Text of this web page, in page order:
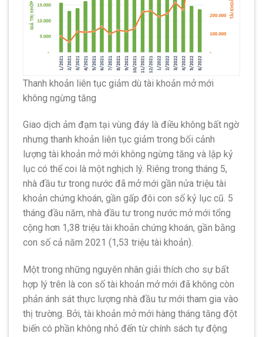
Thanh khoản liên tục giảm dù tài khoản mở mới
không ngừng tăng
Giao dịch ảm đạm tại vùng đáy là điều không bất ngờ
nhưng thanh khoản liên tục giảm trong bối cảnh
lượng tài khoản mở mới không ngừng tăng và lập kỷ
lục có thể coi là một nghịch lý. Riêng trong tháng 5,
nhà đầu tư trong nước đã mở mới gần nửa triệu tài
khoản chứng khoán, gần gấp đôi con số kỷ lục cũ. 5
tháng đầu năm, nhà đầu tư trong nước mở mới tổng
cộng hơn 1,38 triệu tài khoản chứng khoán, gần bằng
con số cả năm 2021 (1,53 triệu tài khoản).
Một trong những nguyên nhân giải thích cho sự bất
hợp lý trên là con số tài khoản mở mới đã không còn
phản ánh sát thực lượng nhà đầu tư mới tham gia vào
thị trường. Bởi, tài khoản mở mới hàng tháng tăng đột
biến có phần không nhỏ đến từ chính sách tự động